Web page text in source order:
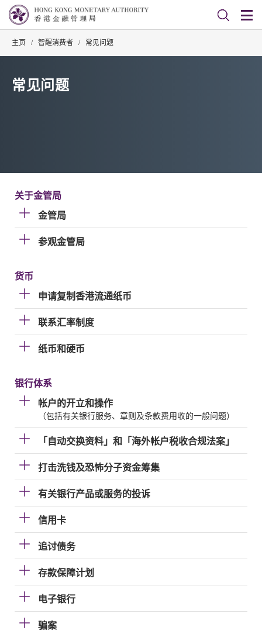
主页 / 智醒消费者 / 常见问题
常见问题
关于金管局
金管局
参观金管局
货币
申请复制香港流通纸币
联系汇率制度
纸币和硬币
银行体系
帐户的开立和操作
（包括有关银行服务、章则及条款费用收的一般问题）
「自动交换资料」和「海外帐户税收合规法案」
打击洗钱及恐怖分子资金筹集
有关银行产品或服务的投诉
信用卡
追讨债务
存款保障计划
电子银行
骗案